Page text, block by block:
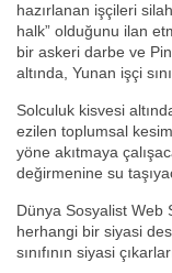
hazırlanan işçileri
halk” olduğunu ilan
bir askeri darbe ve
altında, Yunan işçi
Solculuk kisvesi
ezilen toplumsal
yöne akıtmaya
değirmenine su
Dünya Sosyalist Web
herhangi bir siyasi
sınıfının siyasi